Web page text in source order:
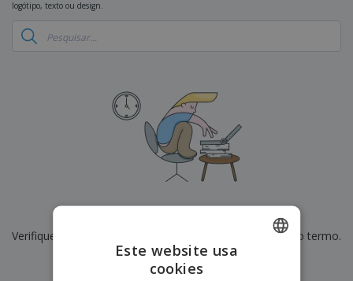
logótipo, texto ou design.
De momento não temos resultados para""
Verifique se escreveu corretamente ou procure por outro termo.
limpar pesquisa
Este website usa
cookies